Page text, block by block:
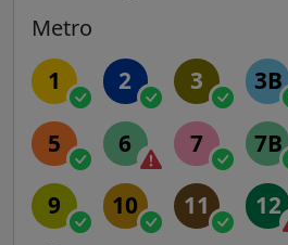
Metro
1 2 3 3B
5 6 7 7B
9 10 11 12